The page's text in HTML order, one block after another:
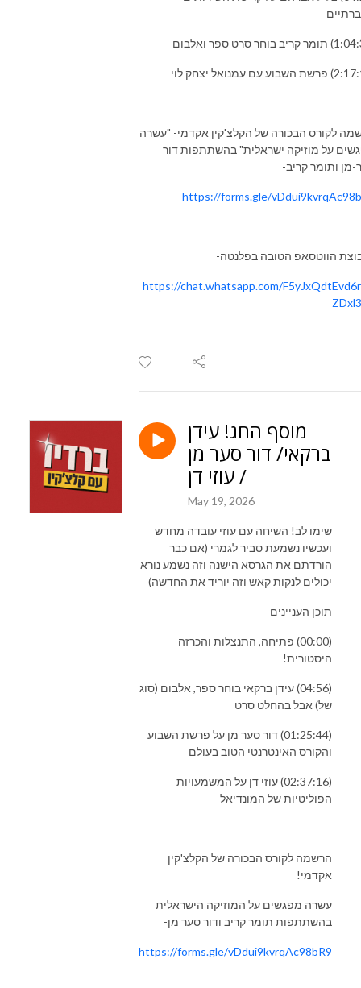
לקורס הבכורה של הקלצ'קין אקדמי- "עשרה
על מוזיקה ישראלית" בהשתתפות דור
מן ותומר קריב-
https://forms.gle/
הווטסאפ הטובה בפלנטה-
https://chat.whatsapp.com/
מוסף החג! עידן
ברקאי/ דור סער מן
/ עוזי דן
May 19, 2026
שימו לב! השיחה עם עוזי עובדה מחדש
ועכשיו נשמעת סביר לגמרי (אם כבר
הורדתם את הגרסא הישנה וזה נשמע נורא
יכולים לנקות קאש וזה יוריד את החדשה)
תוכן העניינים-
(00:00) פתיחה, התנצלות והכרזה
היסטורית!
(04:56) עידן ברקאי בוחר ספר, אלבום (סוג
של) אבל בהחלט סרט
(01:25:44) דור סער מן על פרשת השבוע
והקורס האינטרנטי הטוב בעולם
(02:37:16) עוזי דן על המשמעויות
הפוליטיות של המונדיאל
הרשמה לקורס הבכורה של הקלצ'קין
אקדמי!
עשרה מפגשים על המוזיקה הישראלית
בהשתתפות תומר קריב ודור סער מן-
https://forms.gle/vDdui9kvrqAc98bR9